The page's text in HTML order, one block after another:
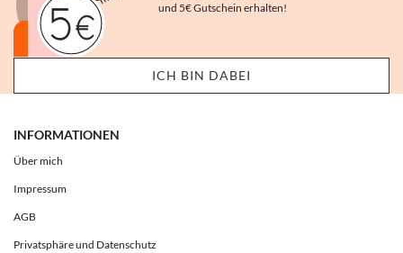
und 5€ Gutschein erhalten!
INFORMATIONEN
Über mich
Impressum
AGB
Privatsphäre und Datenschutz